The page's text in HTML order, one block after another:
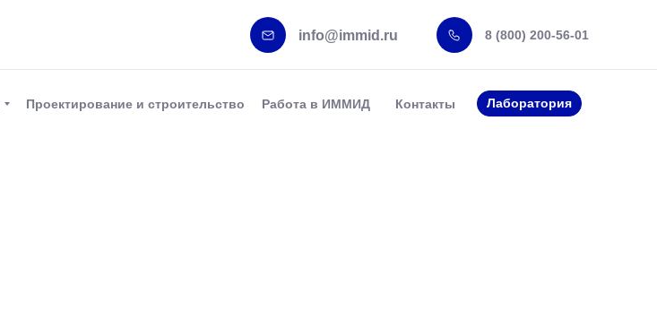
8 (800) 200-56-01
info@immid.ru
Проектирование и строительство Работа в ИММИД Контакты Лаборатория